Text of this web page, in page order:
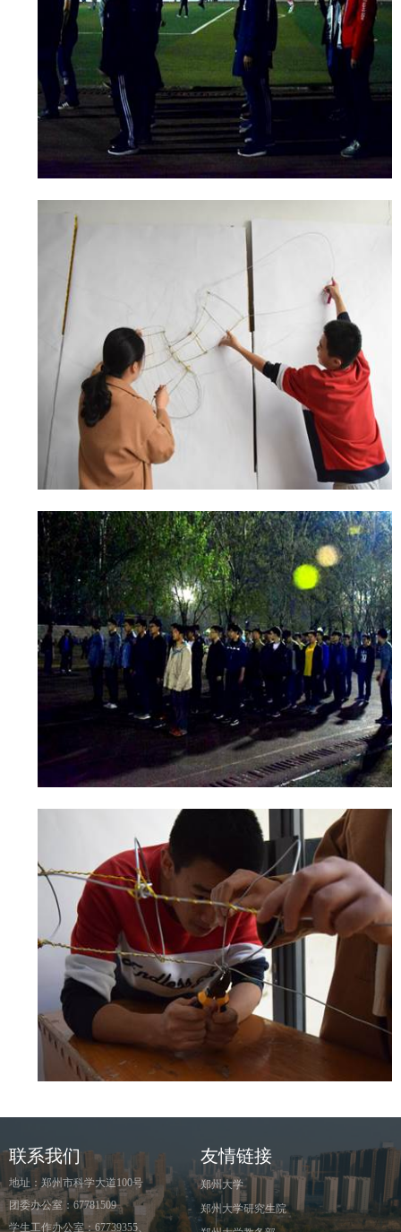
联系我们
地址：郑州市科学大道100号
团委办公室：67781509
学生工作办公室：67739355、
友情链接
郑州大学
郑州大学研究生院